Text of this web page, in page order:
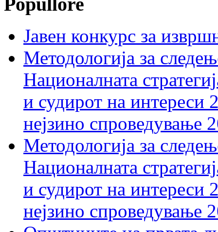
Јавен конкурс за
Методологија за
Националната
и судирот на интереси
нејзино спроведување
Методологија за
Националната
и судирот на интереси
нејзино спроведување